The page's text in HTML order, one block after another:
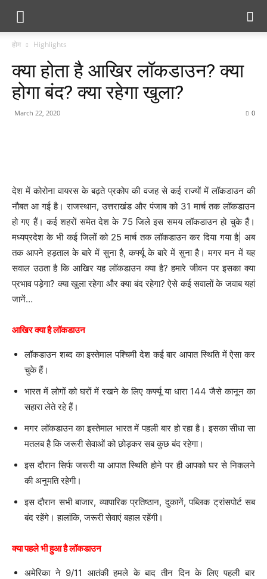
होम Highlights
क्या होता है आखिर लॉकडाउन? क्या
होगा बंद? क्या रहेगा खुला?
March 22, 2020 0
देश में कोरोना वायरस के बढ़ते प्रकोप की वजह से कई राज्यों में लॉकडाउन की
नौबत आ गई है। राजस्थान, उत्तराखंड और पंजाब को 31 मार्च तक लॉकडाउन
हो गए हैं। कई शहरों समेत देश के 75 जिले इस समय लॉकडाउन हो चुके हैं।
मध्यप्रदेश के भी कई जिलों को 25 मार्च तक लॉकडाउन कर दिया गया है| अब
तक आपने हड़ताल के बारे में सुना है, कर्फ्यू के बारे में सुना है। मगर मन में यह
सवाल उठता है कि आखिर यह लॉकडाउन क्या है? हमारे जीवन पर इसका क्या
प्रभाव पड़ेगा? क्या खुला रहेगा और क्या बंद रहेगा? ऐसे कई सवालों के जवाब यहां
जानें…
आखिर क्या है लॉकडाउन
लॉकडाउन शब्द का इस्तेमाल पश्चिमी देश कई बार आपात स्थिति में ऐसा कर
चुके हैं।
भारत में लोगों को घरों में रखने के लिए कर्फ्यू या धारा 144 जैसे कानून का
सहारा लेते रहे हैं।
मगर लॉकडाउन का इस्तेमाल भारत में पहली बार हो रहा है। इसका सीधा सा
मतलब है कि जरूरी सेवाओं को छोड़कर सब कुछ बंद रहेगा।
इस दौरान सिर्फ जरूरी या आपात स्थिति होने पर ही आपको घर से निकलने
की अनुमति रहेगी।
इस दौरान सभी बाजार, व्यापारिक प्रतिष्ठान, दुकानें, पब्लिक ट्रांसपोर्ट सब
बंद रहेंगे। हालांकि, जरूरी सेवाएं बहाल रहेंगी।
क्या पहले भी हुआ है लॉकडाउन
अमेरिका ने 9/11 आतंकी हमले के बाद तीन दिन के लिए पहली बार